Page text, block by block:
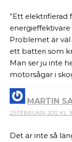
”Ett elektrifierad
Problemet är
ett batteri som
Man ser ju inte
motorsågar i
MARTIN
23 FEBRUARI, 2012 KL.
Det är inte så